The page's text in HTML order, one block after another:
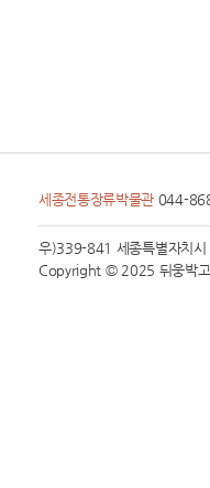
세종전통장류박물관 044-
우)339-841 세종특별자치
Copyright © 2025 뒤웅박